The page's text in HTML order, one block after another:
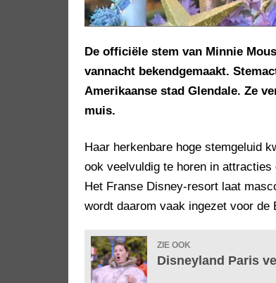
De officiële stem van Minnie
vannacht bekendgemaakt.
Amerikaanse stad Glendale. Ze
muis.
Haar herkenbare hoge stemgeluid
ook veelvuldig te horen in
Het Franse Disney-resort laat
wordt daarom vaak ingezet voor de
ZIE OOK
Disneyland Paris